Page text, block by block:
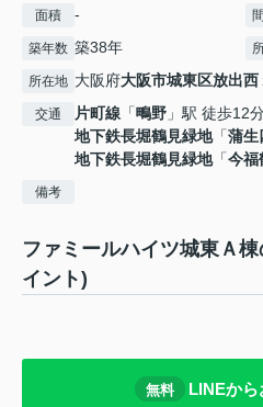
面積 -
築年数 築38年
所在地 大阪府大阪市城東区放出西
交通 片町線 「鴫野 」駅 徒歩12
地下鉄長堀鶴見緑地「蒲生
地下鉄長堀鶴見緑地「今福
備考
ファミールハイツ城東Ａ
イント)
無料 LINEから